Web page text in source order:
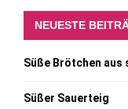
NEUESTE
Süße Brötchen aus
Süßer Sauerteig